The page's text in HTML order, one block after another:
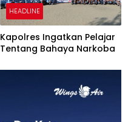
HEADLINE
Kapolres Ingatkan Pelajar
Tentang Bahaya Narkoba